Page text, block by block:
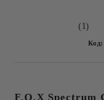
(1)
Код:
F.O.X Spectrum